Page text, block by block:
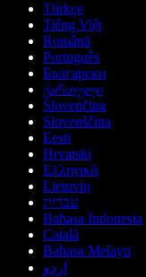
Türkçe
Tiếng Việt
Română
Português
Български
ქართული
Slovenčina
Slovenščina
Eesti
Hrvatski
Ελληνικά
Lietuvių
עברית
Bahasa Indonesia
Català
Bahasa Melayu
اردو